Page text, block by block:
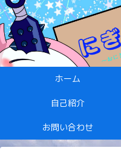
ホーム
自己紹介
お問い合わせ